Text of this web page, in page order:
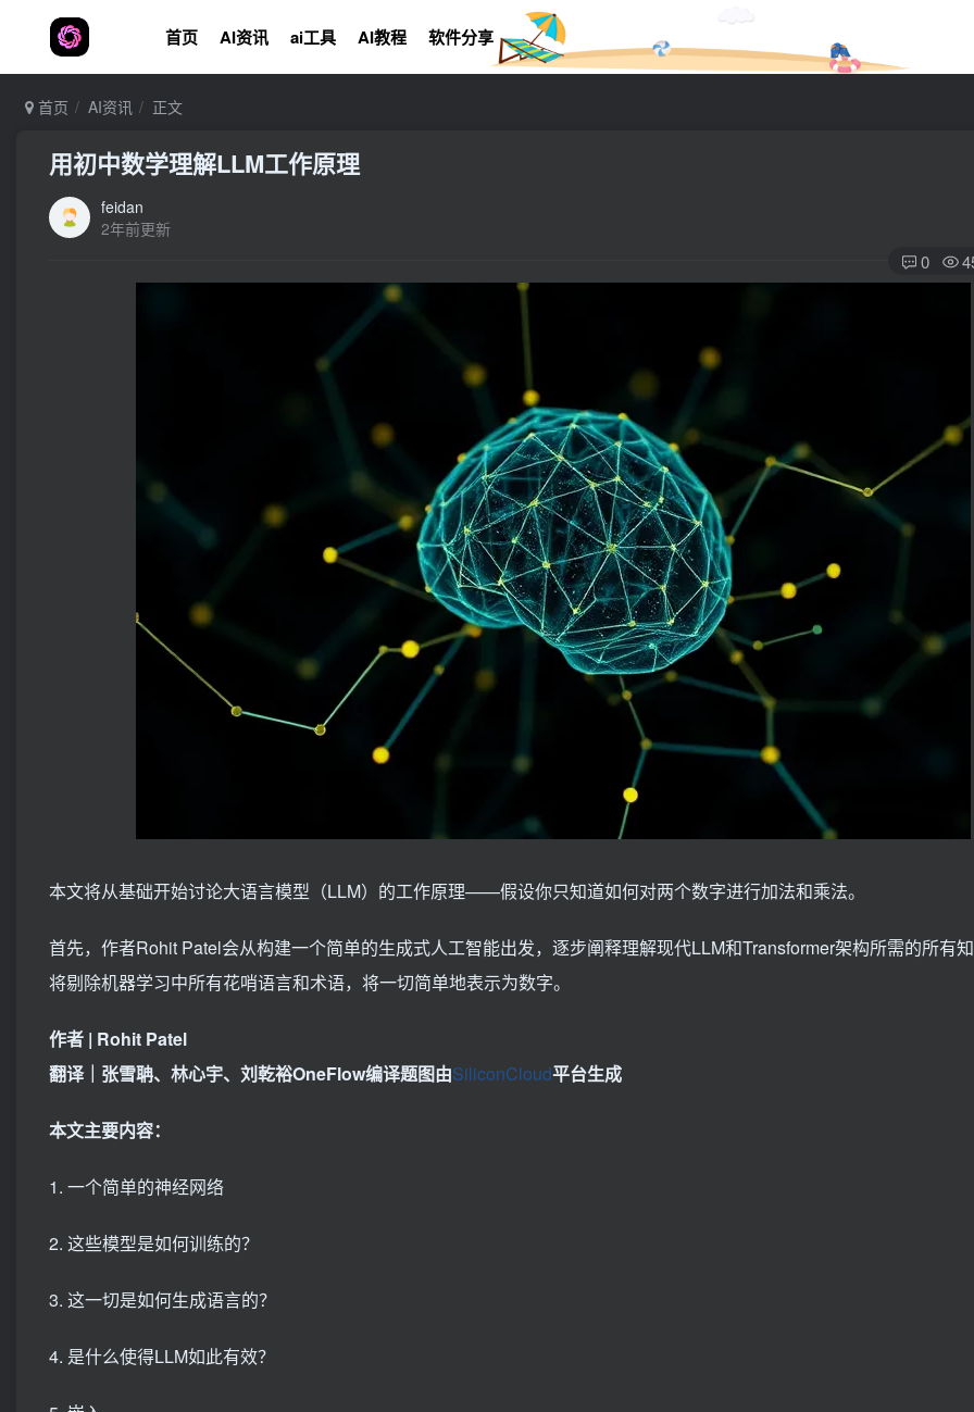
首页 AI资讯 ai工具 AI教程 软件分享
首页 AI资讯 正文
用初中数学理解LLM工作原理
feidan
2年前更新
0
本文将从基础开始讨论大语言模型（LLM）的工作原理——假设你只知道如何对两个数字进行加法和乘法。
首先，作者Rohit Patel会从构建一个简单的生成式人工智能出发，逐步阐释理解现代LLM和Transformer架构所需的所有
将剔除机器学习中所有花哨语言和术语，将一切简单地表示为数字。
作者 | Rohit Patel
翻译｜张雪聃、林心宇、刘乾裕OneFlow编译题图由SiliconCloud平台生成
本文主要内容：
1. 一个简单的神经网络
2. 这些模型是如何训练的？
3. 这一切是如何生成语言的？
4. 是什么使得LLM如此有效？